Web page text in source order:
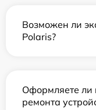
Возможен ли
Polaris?
Оформляете ли
ремонта